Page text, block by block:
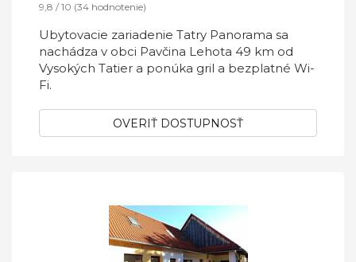
9,8 / 10 (34 hodnotenie)
Ubytovacie zariadenie Tatry Panorama sa
nachádza v obci Pavčina Lehota 49 km od
Vysokých Tatier a ponúka gril a bezplatné Wi-
Fi.
OVERIŤ DOSTUPNOSŤ